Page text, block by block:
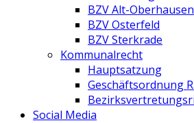
BZV Alt-Oberhausen
BZV Osterfeld
BZV Sterkrade
Kommunalrecht
Hauptsatzung
Geschäftsordnung
Social Media